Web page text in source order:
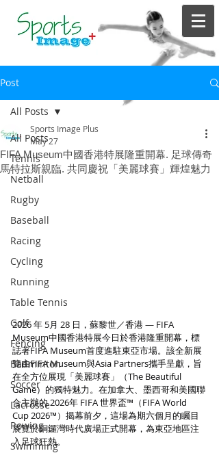
Post
All Posts
Tennis
Netball
Rugby
Baseball
Racing
Cycling
Running
Table Tennis
Golf
Fencing
Badminton
Soccer
Lacrosse
Rowing
Swimming
All Posts
FIFA Museum中國香港特展隆重開幕. 足球傳奇
馬特拉斯親臨. 共同慶祝「美麗球賽」輝煌魅力
Sports Image Plus
May 27
2026 年 5月 28 日，蘇黎世／香港 — FIFA
Museum中國香港特展今日於香港隆重開幕，標
誌著FIFA Museum首度進駐東亞市場。該全新展
覽由FIFA Museum與Asia Partners攜手呈獻，旨
在全方位展現「美麗球賽」（The Beautiful
Game）的獨特魅力。在加拿大、墨西哥和美國聯
合主辦的 2026年 FIFA 世界盃™（FIFA World
Cup 2026™）揭幕前夕，這場為期六個月的矚目
展覽於銅鑼灣時代廣場正式開幕，為東亞地區注
入足球狂熱。